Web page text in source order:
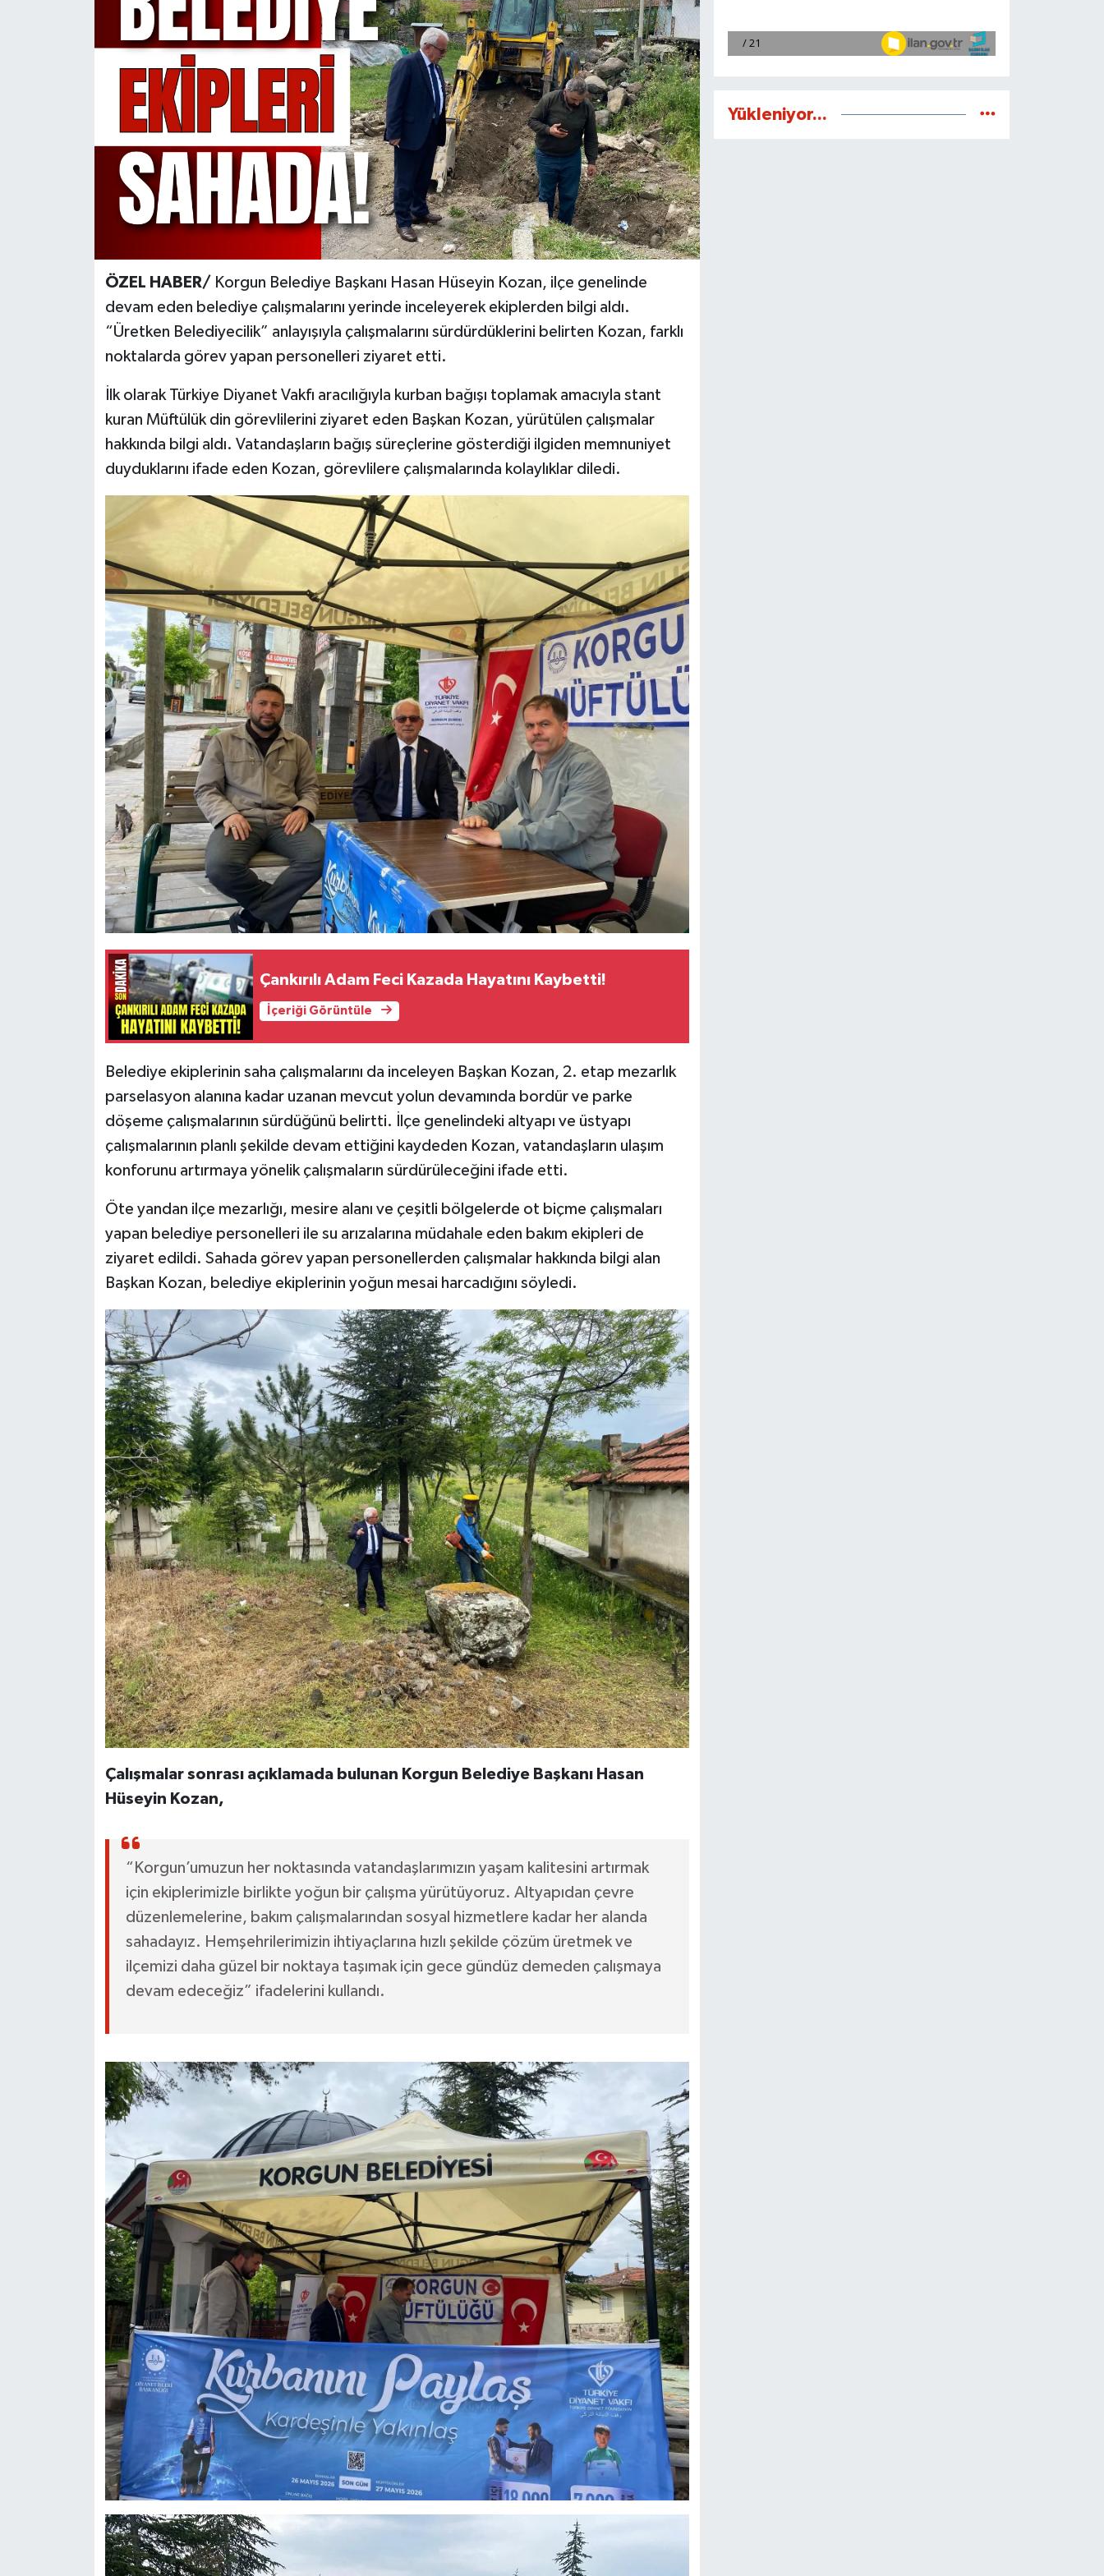
ÖZEL HABER/ Korgun Belediye Başkanı Hasan Hüseyin Kozan, ilçe genelinde
devam eden belediye çalışmalarını yerinde inceleyerek ekiplerden bilgi aldı.
“Üretken Belediyecilik” anlayışıyla çalışmalarını sürdürdüklerini belirten Kozan, farklı
noktalarda görev yapan personelleri ziyaret etti.
İlk olarak Türkiye Diyanet Vakfı aracılığıyla kurban bağışı toplamak amacıyla stant
kuran Müftülük din görevlilerini ziyaret eden Başkan Kozan, yürütülen çalışmalar
hakkında bilgi aldı. Vatandaşların bağış süreçlerine gösterdiği ilgiden memnuniyet
duyduklarını ifade eden Kozan, görevlilere çalışmalarında kolaylıklar diledi.
Çankırılı Adam Feci Kazada Hayatını Kaybetti!
İçeriği Görüntüle
Belediye ekiplerinin saha çalışmalarını da inceleyen Başkan Kozan, 2. etap mezarlık
parselasyon alanına kadar uzanan mevcut yolun devamında bordür ve parke
döşeme çalışmalarının sürdüğünü belirtti. İlçe genelindeki altyapı ve üstyapı
çalışmalarının planlı şekilde devam ettiğini kaydeden Kozan, vatandaşların ulaşım
konforunu artırmaya yönelik çalışmaların sürdürüleceğini ifade etti.
Öte yandan ilçe mezarlığı, mesire alanı ve çeşitli bölgelerde ot biçme çalışmaları
yapan belediye personelleri ile su arızalarına müdahale eden bakım ekipleri de
ziyaret edildi. Sahada görev yapan personellerden çalışmalar hakkında bilgi alan
Başkan Kozan, belediye ekiplerinin yoğun mesai harcadığını söyledi.
Çalışmalar sonrası açıklamada bulunan Korgun Belediye Başkanı Hasan
Hüseyin Kozan,
“Korgun’umuzun her noktasında vatandaşlarımızın yaşam kalitesini artırmak
için ekiplerimizle birlikte yoğun bir çalışma yürütüyoruz. Altyapıdan çevre
düzenlemelerine, bakım çalışmalarından sosyal hizmetlere kadar her alanda
sahadayız. Hemşehrilerimizin ihtiyaçlarına hızlı şekilde çözüm üretmek ve
ilçemizi daha güzel bir noktaya taşımak için gece gündüz demeden çalışmaya
devam edeceğiz” ifadelerini kullandı.
Yükleniyor...
KÜLTÜR SANAT
VİZYONDAKİLER